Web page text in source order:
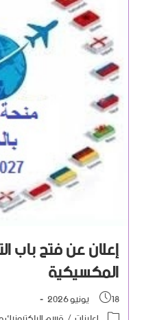
إعلان عن فتح باب
المكسيكية
18 يونيو 2026